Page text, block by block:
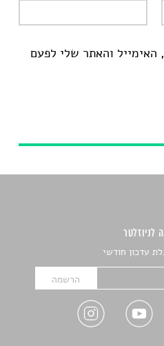
והאתר שלי לפעם
לניוזלטר
עדכון חודשי